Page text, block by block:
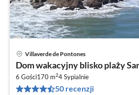
Villaverde de Pontones
Dom wakacyjny blisko plaży
6 Gości170 m24Sypialnie
50 recenzji